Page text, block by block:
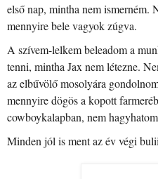
első nap, mintha nem ismerném.
mennyire bele vagyok zúgva.
A szívem-lelkem beleadom a
tenni, mintha Jax nem létezne.
az elbűvölő mosolyára
mennyire dögös a kopott
cowboykalapban, nem
Minden jól is ment az év végi